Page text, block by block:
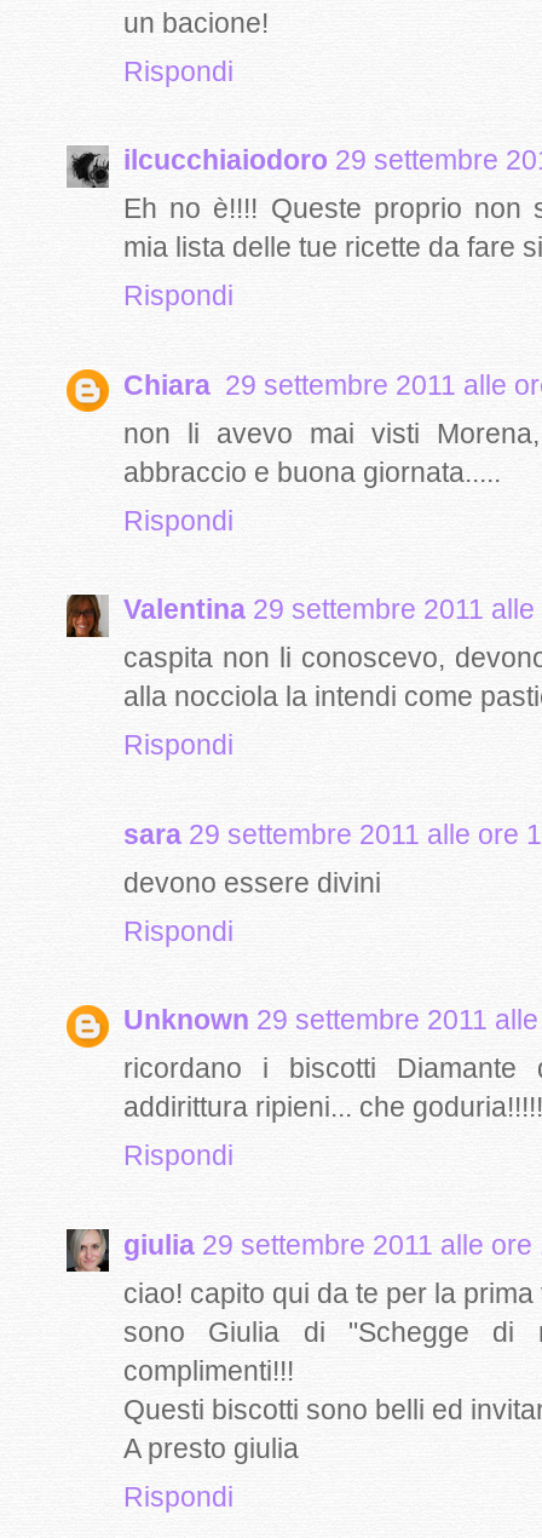
un bacione!
Rispondi
ilcucchiaiodoro 29 settembre
Eh no è!!!! Queste proprio non
mia lista delle tue ricette da fare
Rispondi
Chiara 29 settembre 2011 alle
non li avevo mai visti
abbraccio e buona giornata.....
Rispondi
Valentina 29 settembre 2011
caspita non li conoscevo,
alla nocciola la intendi come
Rispondi
sara 29 settembre 2011 alle ore
devono essere divini
Rispondi
Unknown 29 settembre 2011
ricordano i biscotti
addirittura ripieni... che goduria!!!!!
Rispondi
giulia 29 settembre 2011 alle ore
ciao! capito qui da te per la
sono Giulia di "Schegge di
complimenti!!!
Questi biscotti sono belli ed
A presto giulia
Rispondi